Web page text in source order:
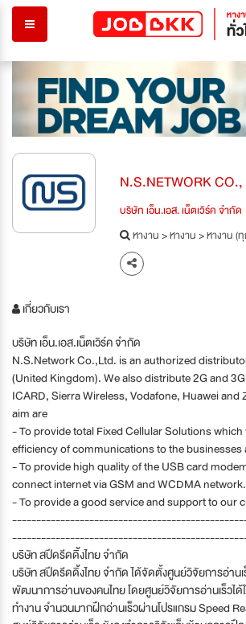
N.S.NETWORK CO.,
บริษัท เอ็น.เอส. เน็ตเวิร์ค จำกัด
หางาน>หางาน>หางาน (
เกี่ยวกับเรา
บริษัท เอ็น.เอส.เน็ตเวิร์ค จำกัด
N.S.Network Co.,Ltd. is an authorized
(United Kingdom). We also distribute 2G and
ICARD, Sierra Wireless, Vodafone, Huawei and
aim are
- To provide total Fixed Cellular Solutions
efficiency of communications to the businesses
- To provide high quality of the USB card
connect internet via GSM and WCDMA network.
- To provide a good service and support to our
บริษัท สปีดรีดดิ้งไทย จำกัด
บริษัท สปีดรีดดิ้งไทย จำกัด ได้จัดตั้งศูนย์วิจัยการอ่านเ
พัฒนาการอ่านของคนไทย โดยศูนย์วิจัยการอ่านเร็วไ
ทำงาน จำนวนมากฝึกอ่านเร็วผ่านโปรแกรม Speed